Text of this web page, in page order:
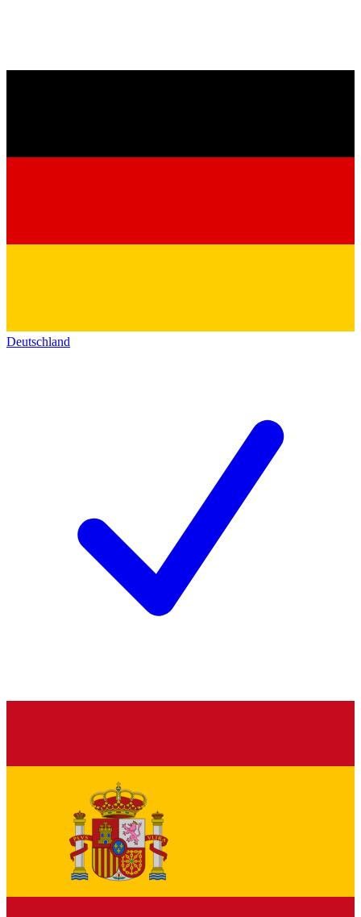
Deutschland